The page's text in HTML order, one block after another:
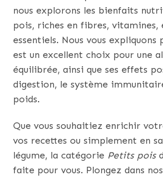
nous explorons les bienfaits
pois, riches en fibres, vitamines,
essentiels. Nous vous expliquons
est un excellent choix pour une
équilibrée, ainsi que ses effets
digestion, le système
poids.
Que vous souhaitiez enrichir
vos recettes ou simplement en
légume, la catégorie Petits pois
faite pour vous. Plongez dans